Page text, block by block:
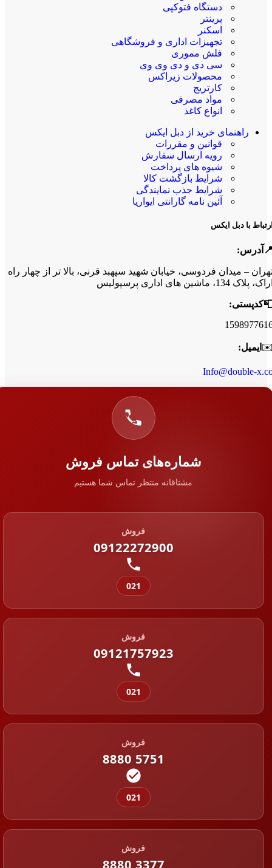
دستگاه فتوکپی
پرینتر
اسکنر
تجهیزات اداری و فروشگاهی
فلش مموری
سی دی و دی وی وی
محصولات زیراکس
کارتریج
مواد مصرفی
انواع کاغذ
راهنمای خرید از دبل ایکس
قوانین و مقررات
رویه ارسال سفارش
شیوه های پرداخت
شرایط بازگشت کالا
شرایط جذب نمایندگی
آئین نامه گارانتی ایواریا
با دبل ایکس
– میدان فردوسی، خیابان شهید سپهبد قرنی، بالا تر از چهار راه
پلاک 134، ماشین های اداری پرسپولیس
ایمیل:
Info@double-
شماره‌های تماس فروش
مشتاقانه منتظر تماس شما هستیم
فروش
09122272900
021
فروش
09121757923
021
فروش
8880 5751
021
فروش
8880 3377